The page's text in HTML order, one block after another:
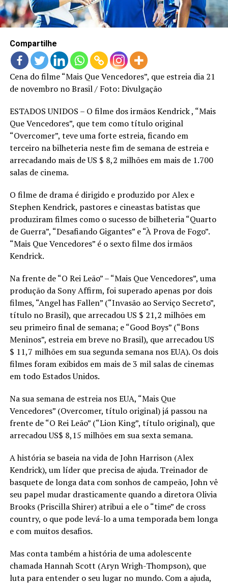
LANÇAMENTOS
Compartilhe
Cena do filme “Mais Que Vencedores”, que estreia dia 21
de novembro no Brasil / Foto: Divulgação
ESTADOS UNIDOS – O filme dos irmãos Kendrick , “Mais
Que Vencedores”, que tem como título original
“Overcomer”, teve uma forte estreia, ficando em
terceiro na bilheteria neste fim de semana de estreia e
arrecadando mais de US $ 8,2 milhões em mais de 1.700
salas de cinema.
O filme de drama é dirigido e produzido por Alex e
Stephen Kendrick, pastores e cineastas batistas que
produziram filmes como o sucesso de bilheteria “Quarto
de Guerra”, “Desafiando Gigantes” e “À Prova de Fogo”.
“Mais Que Vencedores” é o sexto filme dos irmãos
Kendrick.
Na frente de “O Rei Leão” – “Mais Que Vencedores”, uma
produção da Sony Affirm, foi superado apenas por dois
filmes, “Angel has Fallen” (“Invasão ao Serviço Secreto”,
título no Brasil), que arrecadou US $ 21,2 milhões em
seu primeiro final de semana; e “Good Boys” (“Bons
Meninos”, estreia em breve no Brasil), que arrecadou US
$ 11,7 milhões em sua segunda semana nos EUA). Os dois
filmes foram exibidos em mais de 3 mil salas de cinemas
em todo Estados Unidos.
Na sua semana de estreia nos EUA, “Mais Que
Vencedores” (Overcomer, título original) já passou na
frente de “O Rei Leão” (“Lion King”, título original), que
arrecadou US$ 8,15 milhões em sua sexta semana.
A história se baseia na vida de John Harrison (Alex
Kendrick), um líder que precisa de ajuda. Treinador de
basquete de longa data com sonhos de campeão, John vê
seu papel mudar drasticamente quando a diretora Olivia
Brooks (Priscilla Shirer) atribui a ele o “time” de cross
country, o que pode levá-lo a uma temporada bem longa
e com muitos desafios.
Mas conta também a história de uma adolescente
chamada Hannah Scott (Aryn Wrigh-Thompson), que
luta para entender o seu lugar no mundo. Com a ajuda,